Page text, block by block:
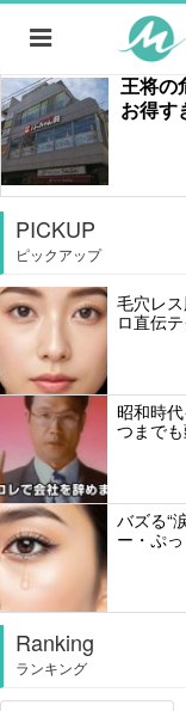
王将の
お得す
PICKUP
ピックアップ
毛穴レ
ロ直伝
昭和時
つまで
バズる“
ー・ぷ
Ranking
ランキング